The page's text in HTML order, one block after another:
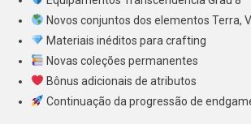
Novos conjuntos dos elementos Terra,
Materiais inéditos para crafting
Novas coleções permanentes
Bônus adicionais de atributos
Continuação da progressão de